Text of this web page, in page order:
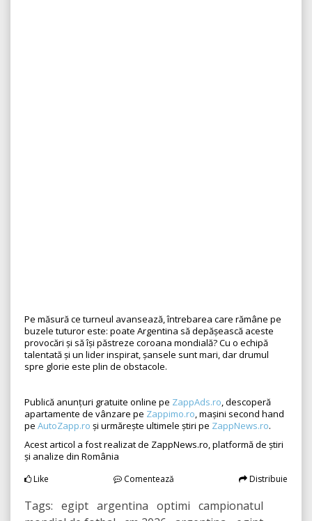
Pe măsură ce turneul avansează, întrebarea care rămâne pe
buzele tuturor este: poate Argentina să depășească aceste
provocări și să își păstreze coroana mondială? Cu o echipă
talentată și un lider inspirat, șansele sunt mari, dar drumul
spre glorie este plin de obstacole.
Publică anunțuri gratuite online pe ZappAds.ro, descoperă
apartamente de vânzare pe Zappimo.ro, mașini second hand
pe AutoZapp.ro și urmărește ultimele știri pe ZappNews.ro.
Acest articol a fost realizat de ZappNews.ro, platformă de știri
și analize din România
Like Comentează Distribuie
Tags: egipt argentina optimi campionatul